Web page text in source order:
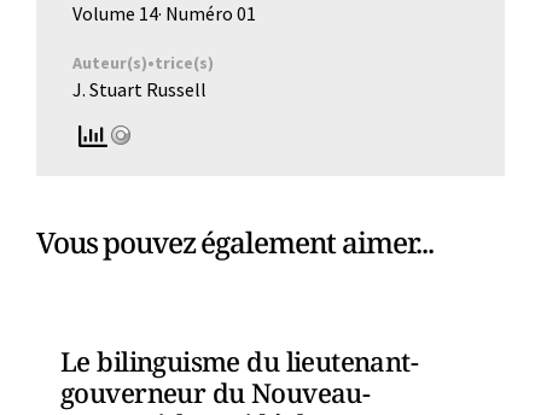
Volume 14· Numéro 01
Auteur(s)•trice(s)
J. Stuart Russell
Vous pouvez également aimer...
Le bilinguisme du lieutenant-
gouverneur du Nouveau-